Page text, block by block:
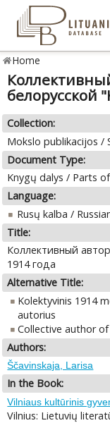
Home
белорусской
Collection:
Mokslo publikacijos /
Document Type:
Knygų dalys / Parts
Language:
Rusų kalba /
Title:
Коллективный
1914 года
Alternative Title:
Kolektyvinis 1914
autorius
Collective author
Authors:
Ščavinskaja, Larisa
In the Book:
Vilniaus kultūrinis
Vilnius: Lietuvių